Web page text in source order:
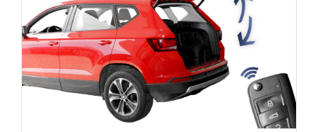
Mulighederne
kan
vælges
på
varesiden